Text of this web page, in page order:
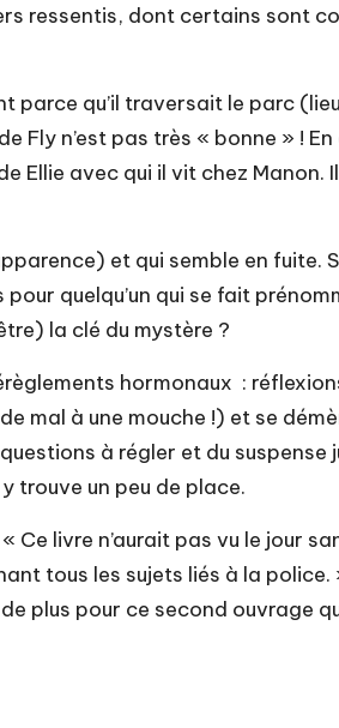
ressentis, dont certains sont
parce qu’il traversait le parc
Fly n’est pas très « bonne » !
Ellie avec qui il vit chez Manon.
et qui semble en fuite.
quelqu’un qui se fait
la clé du mystère ?
hormonaux :
mal à une mouche !) et se
à régler et du suspense
trouve un peu de place.
livre n’aurait pas vu le jour
tous les sujets liés à la police.
plus pour ce second ouvrage